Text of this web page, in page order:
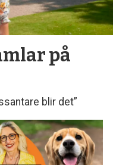
på
blir det”